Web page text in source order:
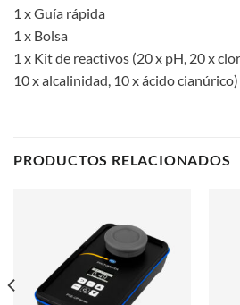
1 x Guía rápida
1 x Bolsa
1 x Kit de reactivos (20 x pH, 20 x
10 x alcalinidad, 10 x ácido cianúrico)
PRODUCTOS RELACIONADOS